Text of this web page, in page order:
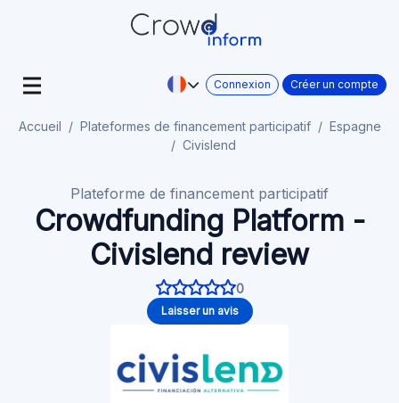
Connexion Créer un compte
Accueil Plateformes de financement participatif
Espagne
Civislend
Plateforme de financement participatif
Crowdfunding Platform -
Civislend review
0
Laisser un avis